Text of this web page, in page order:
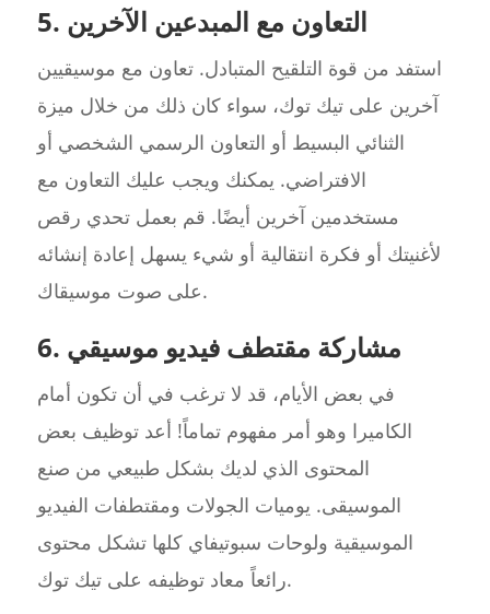
5. التعاون مع المبدعين الآخرين
استفد من قوة التلقيح المتبادل. تعاون مع موسيقيين
آخرين على تيك توك، سواء كان ذلك من خلال ميزة
الثنائي البسيط أو التعاون الرسمي الشخصي أو
الافتراضي. يمكنك ويجب عليك التعاون مع
مستخدمين آخرين أيضًا. قم بعمل تحدي رقص
لأغنيتك أو فكرة انتقالية أو شيء يسهل إعادة إنشائه
على صوت موسيقاك.
6. مشاركة مقتطف فيديو موسيقي
في بعض الأيام، قد لا ترغب في أن تكون أمام
الكاميرا وهو أمر مفهوم تماماً! أعد توظيف بعض
المحتوى الذي لديك بشكل طبيعي من صنع
الموسيقى. يوميات الجولات ومقتطفات الفيديو
الموسيقية ولوحات سبوتيفاي كلها تشكل محتوى
رائعاً معاد توظيفه على تيك توك.